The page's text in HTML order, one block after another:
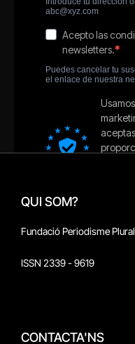
QUI SOM?
Fundació Periodisme Plural
ISSN 2339 - 9619
CONTACTA'NS